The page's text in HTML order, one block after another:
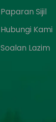
Paparan Sijil
Hubungi Kami
Soalan Lazim